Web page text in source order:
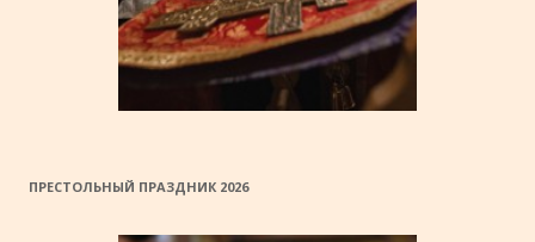
ПРЕСТОЛЬНЫЙ ПРАЗДНИК 2026